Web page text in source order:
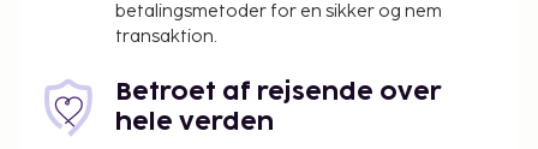
betalingsmetoder for en sikker og nem
transaktion.
Betroet af rejsende over
hele verden